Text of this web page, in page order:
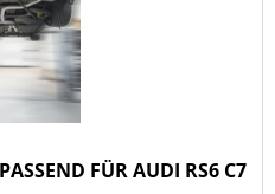
FÜR AUDI RS6 C7